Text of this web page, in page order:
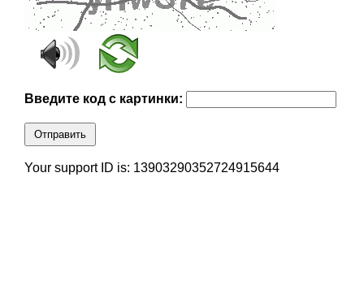
Введите код с картинки:
Отправить
Your support ID is: 13903290352724915644